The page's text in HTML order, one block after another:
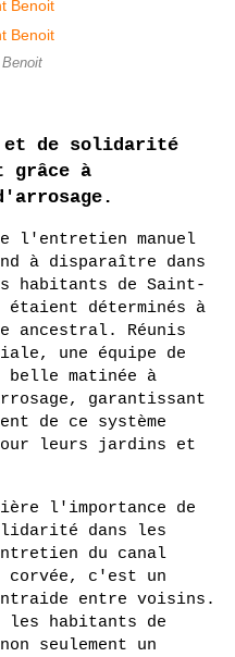
de solidarité
grâce à
l'entretien manuel
à disparaître dans
habitants de Saint-
déterminés à
ancestral. Réunis
une équipe de
belle matinée à
garantissant
de ce système
leurs jardins et
l'importance de
dans les
du canal
corvée, c'est un
entre voisins.
les habitants de
seulement un